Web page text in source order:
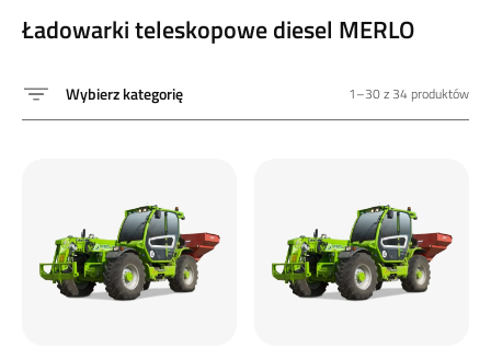
Ładowarki teleskopowe diesel MERLO
Wybierz kategorię 1–30 z 34 produktów